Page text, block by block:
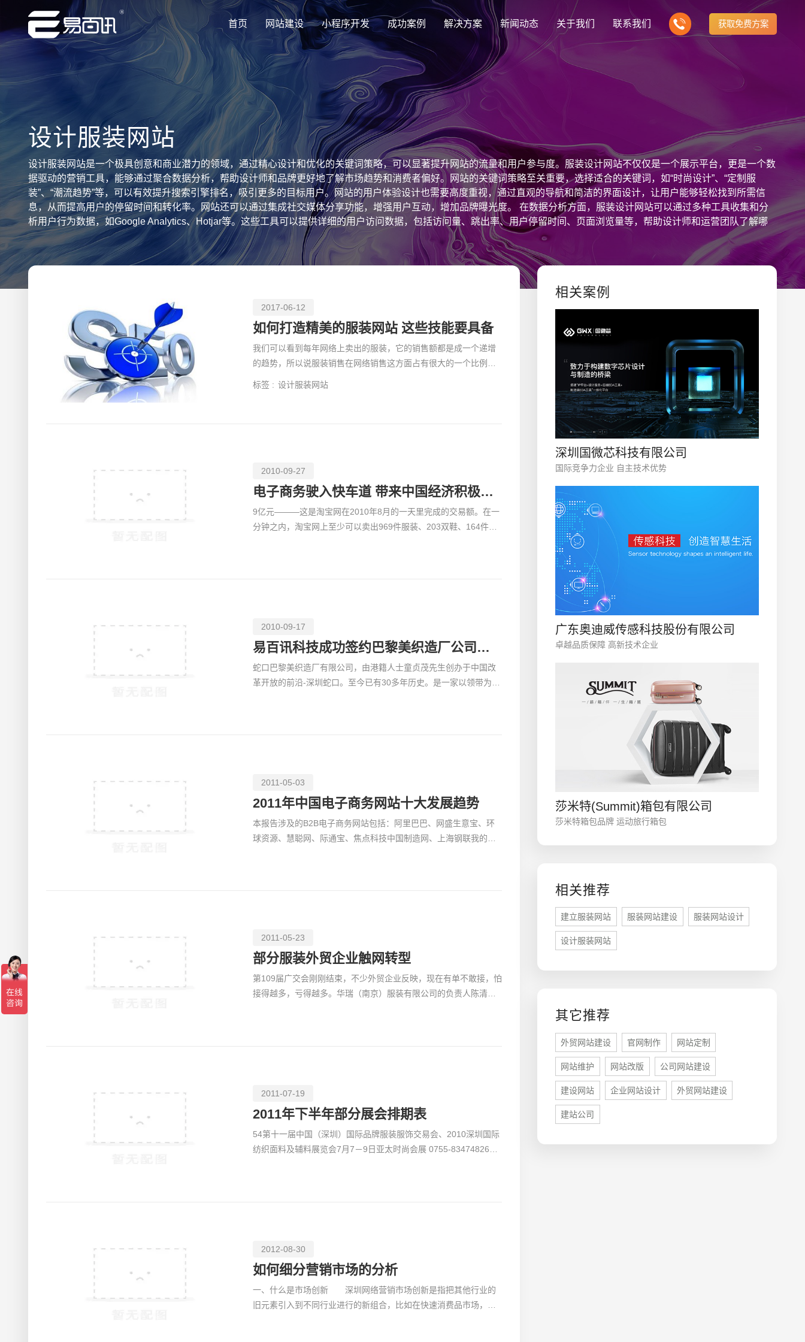
首页 网站建设
专注网站建设行业优质供应商
创意品牌型网站建设
企业品牌高端网站设计
企业营销型网站建设
响应式网站建设
适应各个终端设备网站
网站建设定制改版
定制化网站建设改版方案
购物商城系统开发
零售在线电子商务网站
手机微信网站建设
小程序开发 成功案例
专注网站建设行业优质供应商 集团上市网站
集团大企上市公司
行业门户网站
行业门户网站平台开发
外贸出口网站
外贸进出口网站开发
企业品牌官网
创意品牌型网站建设
企业营销网站
营销型网站建力企业公信力
解决方案
专注网站建设行业优质供应商
解决方案
定制化视觉设计与互动策划方案
芯片半导体网站建设解决方
案
新能源行业网站建设解决方
案
政府网站建设解决方案
购物商城网站建设解决方案 品牌形象网站建设解决方案 外贸网站建设解决方案
门户网站建设解决方案 营销型网站建设解决方案 企业网站建设解决方案
多样化产品总有一个满足你的需求
新闻动态
专注网站建设行业优质供应商 最新签约
Latest signing
建站知识
Website building knowledge
行业新闻
Industry information
网站设计
Website Design
网站观点
Website viewpoint
关于我们
专注网站建设行业优质供应商 公司介绍
致力于互联网品牌建设
公司团队
我们的团队协作精神
发展历程
一路走来感谢您的陪伴
联系我们 获取免费方案
设计服装网站
设计服装网站是一个极具创意和商业潜力的领域，通过精心设计和优化的关键词策略，可以显著提升网站的流量和用户参与度。服装设计网站不仅仅是一个展示平台，更是一个数
据驱动的营销工具，能够通过聚合数据分析，帮助设计师和品牌更好地了解市场趋势和消费者偏好。网站的关键词策略至关重要，选择适合的关键词，如“时尚设计”、“定制服
装”、“潮流趋势”等，可以有效提升搜索引擎排名，吸引更多的目标用户。网站的用户体验设计也需要高度重视，通过直观的导航和简洁的界面设计，让用户能够轻松找到所需信
息，从而提高用户的停留时间和转化率。网站还可以通过集成社交媒体分享功能，增强用户互动，增加品牌曝光度。 在数据分析方面，服装设计网站可以通过多种工具收集和分
析用户行为数据，如Google Analytics、Hotjar等。这些工具可以提供详细的用户访问数据，包括访问量、跳出率、用户停留时间、页面浏览量等，帮助设计师和运营团队了解哪
些页面和产品最受欢迎，从而进行有针对性的优化。通过分析用户的搜索关键词和浏览路径，可以发现用户的兴趣点和需求，进而调整产品和内容策略。网站还可以通过用户反馈
和评论系统，收集用户对设计和产品的意见和建议，进一步优化产品设计和用户体验。 为了提升网站的SEO效果，设计服装网站还需要定期更新内容，发布与时尚设计相关的博
客文章、新闻和案例分析等。通过高质量的内容，吸引用户持续访问，并获得更多的外部链接，提升网站的权重和搜索引擎排名。利用长尾关键词策略，针对具体的用户需求进行
内容创作，可以进一步提高网站的流量和转化率。网站还可以通过电子邮件营销和定期活动，保持与用户的长期互动，增强用户粘性和忠诚度。 设计服装网站不仅需要精美的视
觉设计，还需要通过数据驱动的策略，优化关键词和内容，不断提升用户体验和参与度。通过综合运用SEO、数据分析和用户互动等手段，可以显著提升网站的流量和商业价
值，为设计师和品牌带来更多的市场机会和成功。
2017-06-12
如何打造精美的服装网站 这些技能要具备
我们可以看到每年网络上卖出的服装，它的销售额都是成一个递增
的趋势，所以说服装销售在网络销售这方面占有很大的一个比例，
标签 : 设计服装网站
2010-09-27
电子商务驶入快车道 带来中国经济积极裂变
9亿元———这是淘宝网在2010年8月的一天里完成的交易额。在一
分钟之内，淘宝网上至少可以卖出969件服装、203双鞋、164件饰
2010-09-17
易百讯科技成功签约巴黎美织造厂公司网站建设项目
蛇口巴黎美织造厂有限公司，由港籍人士童贞茂先生创办于中国改
革开放的前沿-深圳蛇口。至今已有30多年历史。是一家以领带为主
2011-05-03
2011年中国电子商务网站十大发展趋势
本报告涉及的B2B电子商务网站包括：阿里巴巴、网盛生意宝、环
球资源、慧聪网、际通宝、焦点科技中国制造网、上海钢联我的钢
2011-05-23
部分服装外贸企业触网转型
第109届广交会刚刚结束，不少外贸企业反映，现在有单不敢接，怕
接得越多，亏得越多。华瑞（南京）服装有限公司的负责人陈清林
2011-07-19
2011年下半年部分展会排期表
54第十一届中国（深圳）国际品牌服装服饰交易会、2010深圳国际
纺织面料及辅料展览会7月7－9日亚太时尚会展 0755-83474826易
2012-08-30
如何细分营销市场的分析
一、什么是市场创新 深圳网络营销市场创新是指把其他行业的
旧元素引入到不同行业进行的新组合，比如在快速消费品市场，引
相关案例
深圳国微芯科技有限公司
国际竞争力企业 自主技术优势
广东奥迪威传感科技股份有限公司
卓越品质保障 高新技术企业
莎米特(Summit)箱包有限公司
莎米特箱包品牌 运动旅行箱包
相关推荐
建立服装网站 服装网站建设 服装网站设计
设计服装网站
其它推荐
外贸网站建设 官网制作 网站定制
网站维护 网站改版 公司网站建设
建设网站 企业网站设计 外贸网站建设
建站公司
微信号
创意品牌型网站 · 标准企业官网建设 · 外贸网站设计